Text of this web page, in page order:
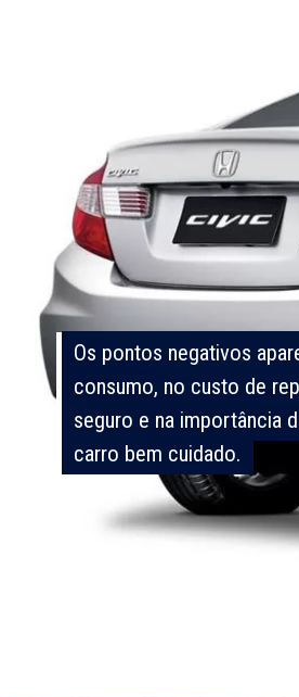
Os pontos negativos
consumo, no custo de
seguro e na importância
carro bem cuidado.
Os pontos negativos
consumo, no custo de
seguro e na importância
carro bem cuidado.